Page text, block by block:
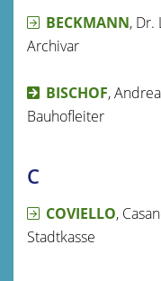
BECKMANN, Dr.
Archivar
BISCHOF,
Bauhofleiter
C
COVIELLO,
Stadtkasse